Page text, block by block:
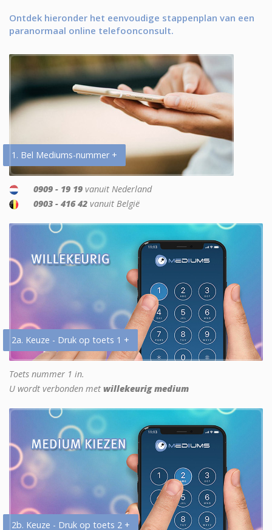
Ontdek hieronder het eenvoudige stappenplan van een
paranormaal online telefoonconsult.
1. Bel Mediums-nummer +
0909 - 19 19 vanuit Nederland
0903 - 416 42 vanuit België
2a. Keuze - Druk op toets 1 +
Toets nummer 1 in.
U wordt verbonden met willekeurig medium
2b. Keuze - Druk op toets 2 +